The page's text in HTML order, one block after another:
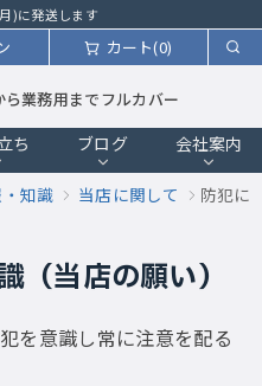
)に発送します
カート(0)
ら業務用までフルカバー
ち ブログ 会社案内
知識 当店に関して
防犯に
（当店の願い）
を意識し常に注意を配る